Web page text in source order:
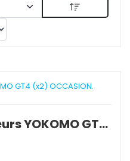
YS-1SS4/Amortisseurs YOKOMO GT4 (x2) OCCASION.